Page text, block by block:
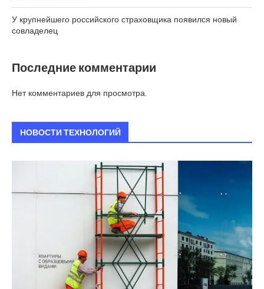
У крупнейшего российского страховщика появился новый
совладелец
Последние комментарии
Нет комментариев для просмотра.
НОВОСТИ ТЕХНОЛОГИЙ